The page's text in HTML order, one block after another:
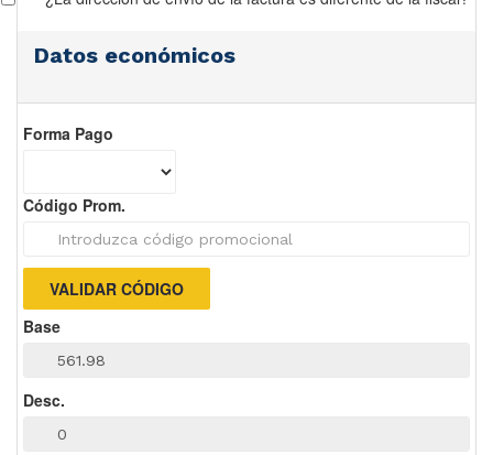
Datos económicos
Forma Pago
Código Prom.
Base
Desc.